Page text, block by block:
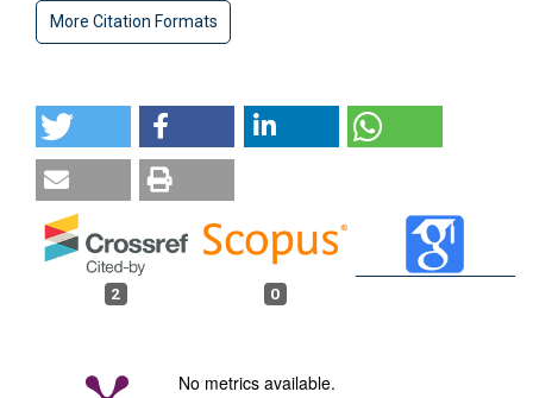
More Citation Formats
2 0
No metrics available.